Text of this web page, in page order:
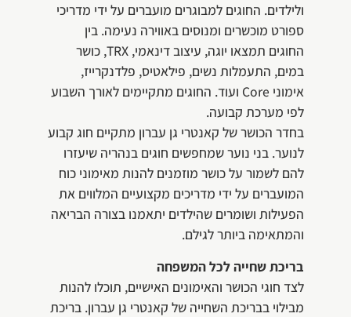
ולילדים. החוגים למבוגרים מועברים על ידי מדריכי
ספורט מוכשרים ומנוסים באווירה נעימה. בין
החוגים תמצאו יוגה, עיצוב דינאמי, TRX, כושר
במים, התעמלות נשים, פילאטיס, פלדנקרייז,
אימוני Core ועוד. החוגים מתקיימים לאורך השבוע
לפי מערכת קבועה.
בחדר הכושר של קאנטרי גן עברון מתקיים חוג קבוע
לנוער. בני נוער שמחפשים חוגים בנהריה שיעזרו
להם לשמור על כושר מוזמנים להנות מאימוני כוח
המועברים על ידי מדריכים מקצועיים המלווים את
הפעילות ושומרים שהילדים יתאמנו בצורה הבריאה
והמתאימה ביותר לגילם.
בריכת שחייה לכל המשפחה
לצד חוגי הכושר והאימונים האישיים, תוכלו להנות
מבילוי בבריכת השחייה של קאנטרי גן עברון. בריכת